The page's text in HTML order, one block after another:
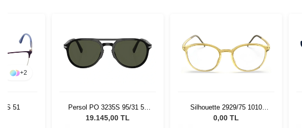
+2
51
Persol PO 3235S 95/31 55
Unisex Güneş Gözlüğü
19.145,00 TL
Silhouette 2929/75 1010
49/18
0,00 TL